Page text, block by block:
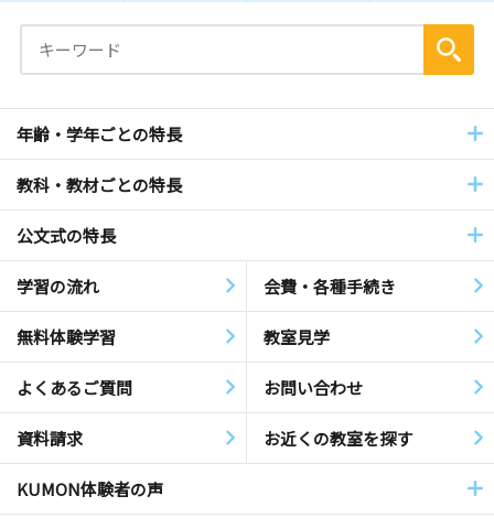
年齢・学年ごとの特長
教科・教材ごとの特長
公文式の特長
学習の流れ 会費・各種手続き
無料体験学習 教室見学
よくあるご質問 お問い合わせ
資料請求 お近くの教室を探す
KUMON体験者の声